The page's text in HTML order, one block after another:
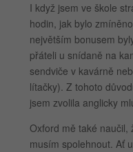
I když jsem ve škole
hodin, jak bylo
největším bonusem
přáteli u snídaně na
sendviče v kavárně
lítačky). Z tohoto
jsem zvolila anglicky
Oxford mě také naučil,
musím spolehnout. Ať